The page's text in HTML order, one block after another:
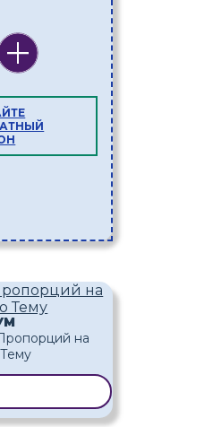
на
Тему